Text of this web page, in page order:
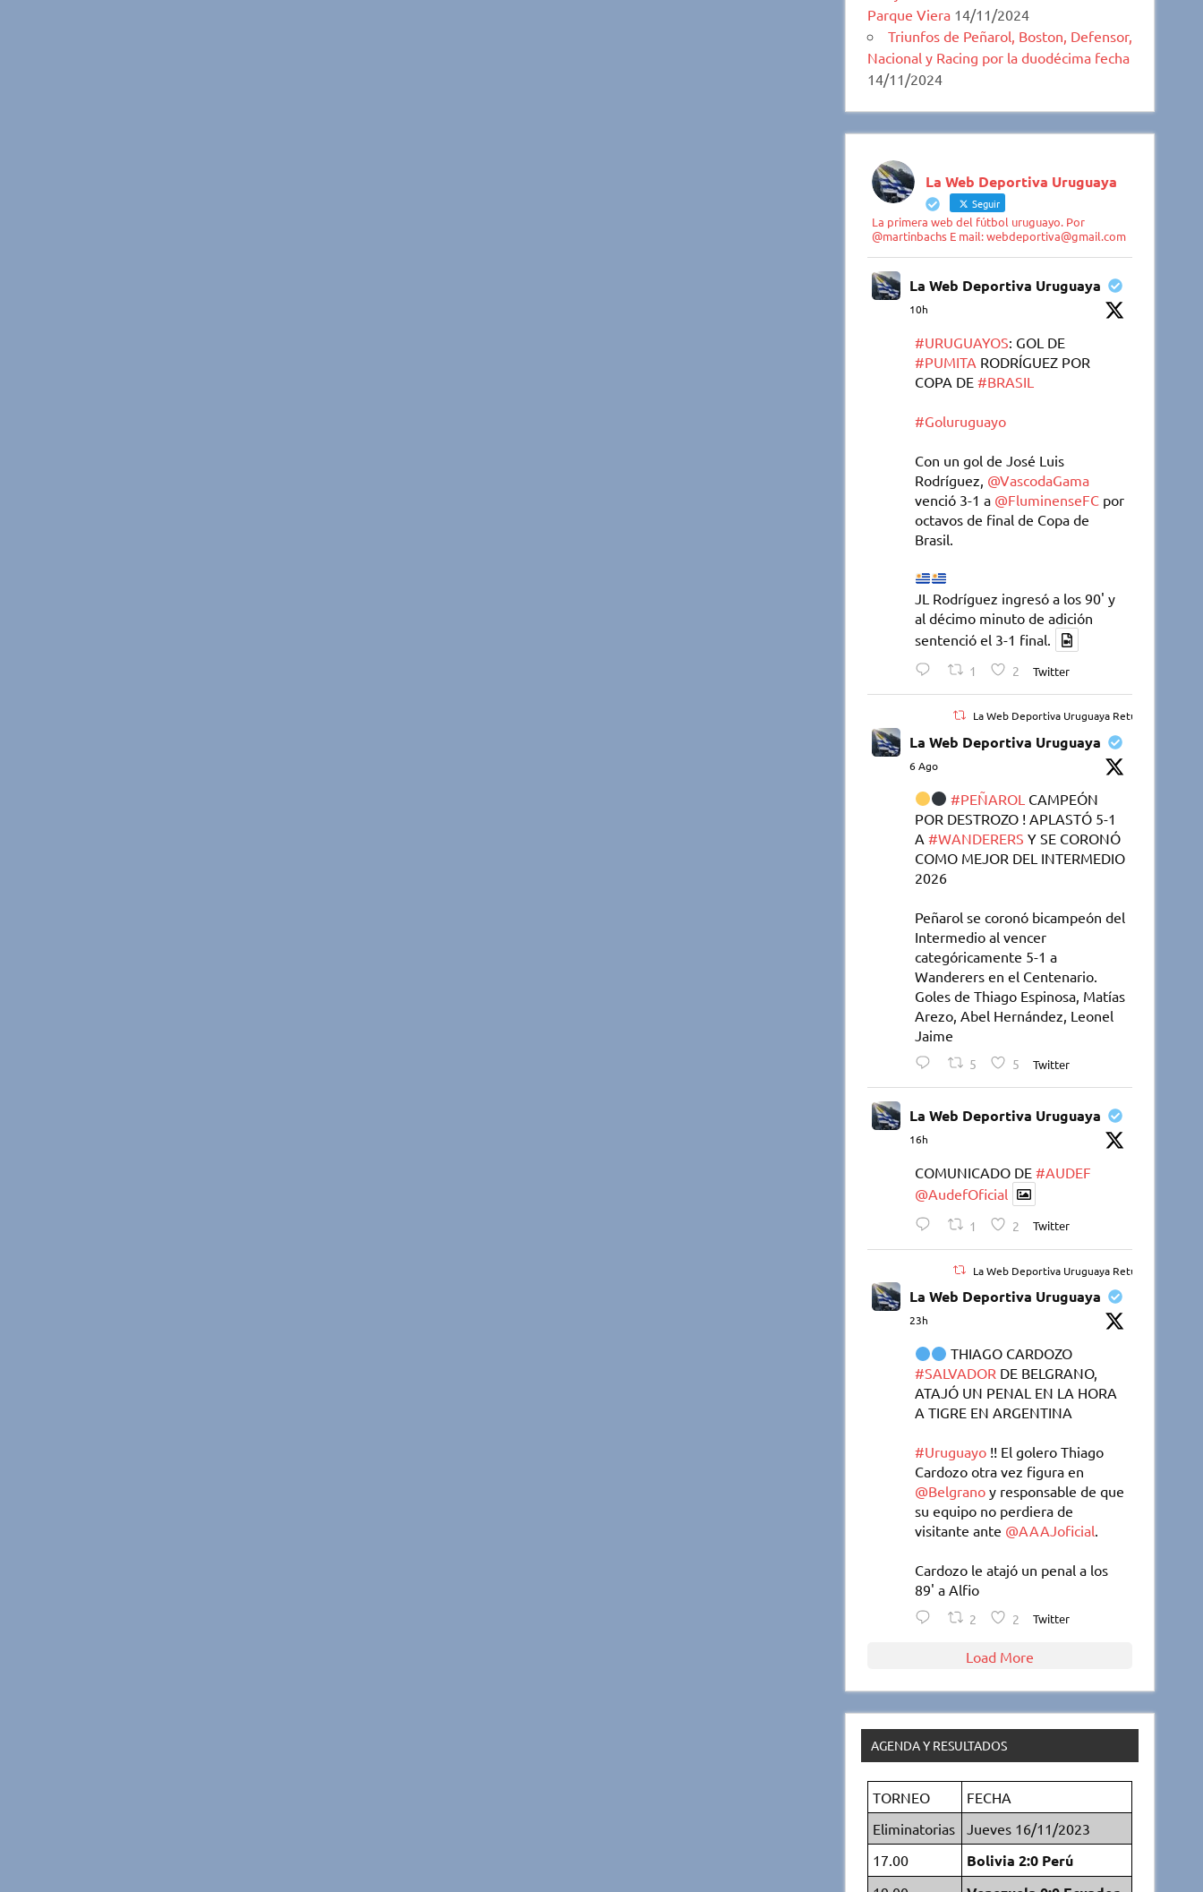
Parque Viera 14/11/2024
Triunfos de Peñarol, Boston, Defensor,
Nacional y Racing por la duodécima fecha
14/11/2024
La Web Deportiva Uruguaya
Seguir
La primera web del fútbol uruguayo. Por
@martinbachs E mail: webdeportiva@gmail.com
La Web Deportiva Uruguaya
10h
#URUGUAYOS: GOL DE
#PUMITA RODRÍGUEZ POR
COPA DE#BRASIL
#Goluruguayo
Con un gol de José Luis
Rodríguez, @VascodaGama
venció 3-1 a @FluminenseFC por
octavos de final de Copa de
Brasil.
JL Rodríguez ingresó a los 90' y
al décimo minuto de adición
sentenció el 3-1 final.
1 2 Twitter
La Web Deportiva Uruguaya Retuiteado
La Web Deportiva Uruguaya
6 Ago
#PEÑAROL CAMPEÓN
POR DESTROZO ! APLASTÓ 5-1
A#WANDERERS Y SE CORONÓ
COMO MEJOR DEL INTERMEDIO
2026
Peñarol se coronó bicampeón del
Intermedio al vencer
categóricamente 5-1 a
Wanderers en el Centenario.
Goles de Thiago Espinosa, Matías
Arezo, Abel Hernández, Leonel
Jaime
5 5 Twitter
La Web Deportiva Uruguaya
16h
COMUNICADO DE#AUDEF
@AudefOficial
1 2 Twitter
La Web Deportiva Uruguaya Retuiteado
La Web Deportiva Uruguaya
23h
THIAGO CARDOZO
#SALVADOR DE BELGRANO,
ATAJÓ UN PENAL EN LA HORA
A TIGRE EN ARGENTINA
#Uruguayo !! El golero Thiago
Cardozo otra vez figura en
@Belgrano y responsable de que
su equipo no perdiera de
visitante ante @AAAJoficial.
Cardozo le atajó un penal a los
89' a Alfio
2 2 Twitter
Load More
AGENDA Y RESULTADOS
TORNEO
FECHA
Eliminatorias
Jueves 16/11/2023
17.00
Bolivia 2:0 Perú